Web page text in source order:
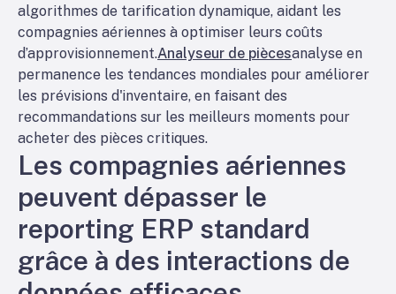
algorithmes de tarification dynamique, aidant les
compagnies aériennes à optimiser leurs coûts
d’approvisionnement.Analyseur de piècesanalyse en
permanence les tendances mondiales pour améliorer
les prévisions d'inventaire, en faisant des
recommandations sur les meilleurs moments pour
acheter des pièces critiques.
Les compagnies aériennes
peuvent dépasser le
reporting ERP standard
grâce à des interactions de